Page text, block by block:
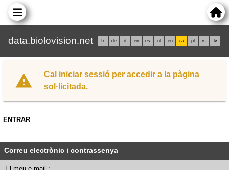
data.biolovision.net fr de it en es nl eu ca pl rs lv
Cal iniciar sessió per accedir a la pàgina
sol·licitada.
ENTRAR
Correu electrònic i contrassenya